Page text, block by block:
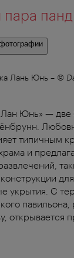
пара панд
Лань Юнь – ©
Юнь» —
типичным
и
укрытия. С
открывается